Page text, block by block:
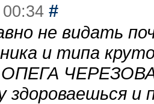
#
не видать
и типа
здороваешься